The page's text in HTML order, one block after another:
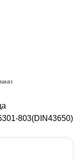
803(DIN43650)